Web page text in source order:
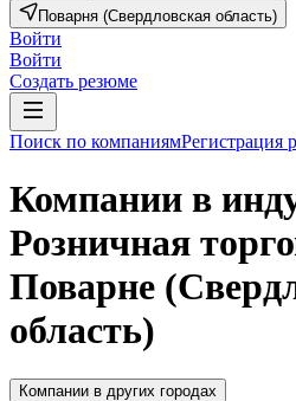
Поварня (Свердловская область)
Войти
Войти
Создать резюме
Поиск по компаниямРегистрация
Компании в
Розничная
Поварне
область)
Компании в других городах